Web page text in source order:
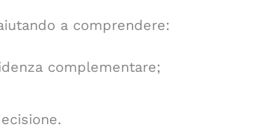
a comprendere:
complementare;